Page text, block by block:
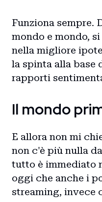
Funziona sempre.
mondo e mondo,
nella migliore
la spinta alla base
rapporti
Il mondo
E allora non mi
non c'è più nulla
tutto è immediato
oggi che anche i
streaming, invece